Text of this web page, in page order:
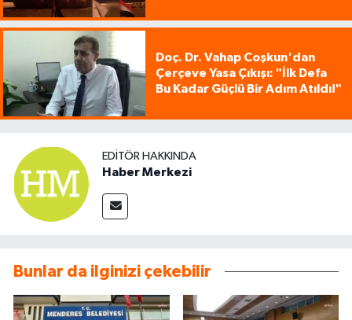
Doç. Dr. Vahap Coşkun'dan
Çerçeve Yasa Çıkışı: "İlk Defa
Bu Kadar Güçlü Bir Adım Atıldı!"
EDITÖR HAKKINDA
Haber Merkezi
Bunlar da ilginizi çekebilir